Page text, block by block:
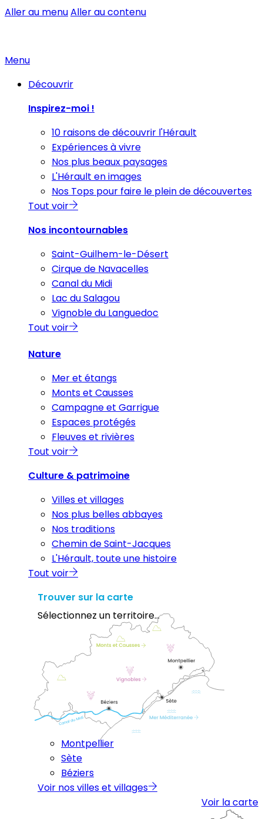
Aller au menuAller au contenu
Menu
Découvrir
Inspirez-moi !
10 raisons de découvrir l'Hérault
Expériences à vivre
Nos plus beaux paysages
L'Hérault en images
Nos Tops pour faire le plein de découvertes
Tout voir
Nos incontournables
Saint-Guilhem-le-Désert
Cirque de Navacelles
Canal du Midi
Lac du Salagou
Vignoble du Languedoc
Tout voir
Nature
Mer et étangs
Monts et Causses
Campagne et Garrigue
Espaces protégés
Fleuves et rivières
Tout voir
Culture & patrimoine
Villes et villages
Nos plus belles abbayes
Nos traditions
Chemin de Saint-Jacques
L'Hérault, toute une histoire
Tout voir
Trouver sur la carte
Sélectionnez un territoire...
Montpellier
Sète
Béziers
Voir nos villes et villages
Voir la carte